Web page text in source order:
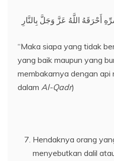
أَحْرَقَهُ اللَّهُ عَزَّ وَجَلَّ بِالنَّارِ
“Maka siapa yang tidak
yang baik maupun yang
membakarnya dengan api
dalam Al-Qadr)
Hendaknya orang
menyebutkan dalil